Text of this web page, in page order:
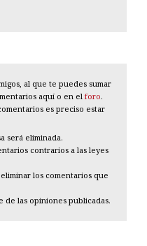
al que te puedes sumar
aquí o en el foro.
es preciso estar
será eliminada.
contrarios a las leyes
los comentarios que
de las opiniones publicadas.